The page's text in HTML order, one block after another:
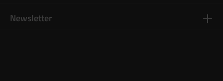
Newsletter